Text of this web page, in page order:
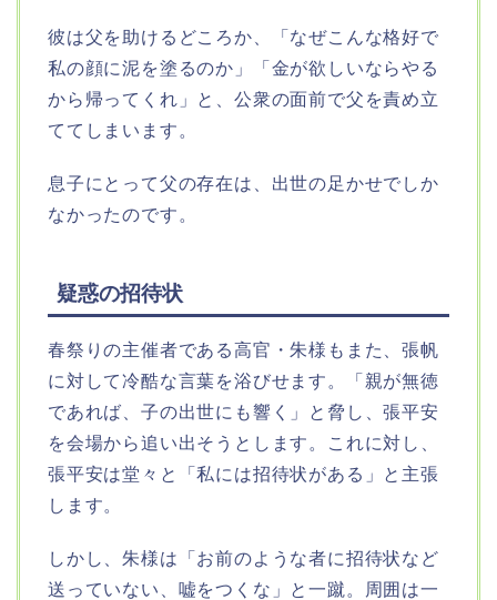
彼は父を助けるどころか、「なぜこんな格好で
私の顔に泥を塗るのか」「金が欲しいならやる
から帰ってくれ」と、公衆の面前で父を責め立
ててしまいます。
息子にとって父の存在は、出世の足かせでしか
なかったのです。
疑惑の招待状
春祭りの主催者である高官・朱様もまた、張帆
に対して冷酷な言葉を浴びせます。「親が無徳
であれば、子の出世にも響く」と脅し、張平安
を会場から追い出そうとします。これに対し、
張平安は堂々と「私には招待状がある」と主張
します。
しかし、朱様は「お前のような者に招待状など
送っていない、嘘をつくな」と一蹴。周囲は一